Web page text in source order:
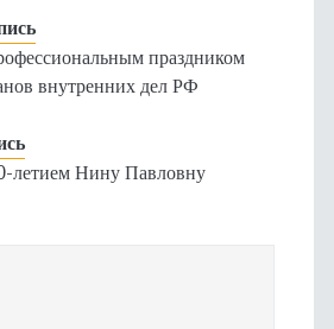
праздником
внутренних дел РФ
летием Нину Павловну